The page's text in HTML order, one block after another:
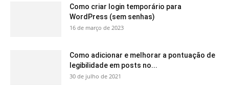
Como criar login temporário para
WordPress (sem senhas)
16 de março de 2023
Como adicionar e melhorar a pontuação de
legibilidade em posts no...
30 de julho de 2021